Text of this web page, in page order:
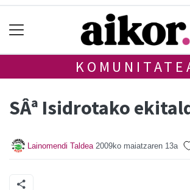
SÂª Isidrotako
Lainomendi Taldea 2009ko maiatzaren 13a